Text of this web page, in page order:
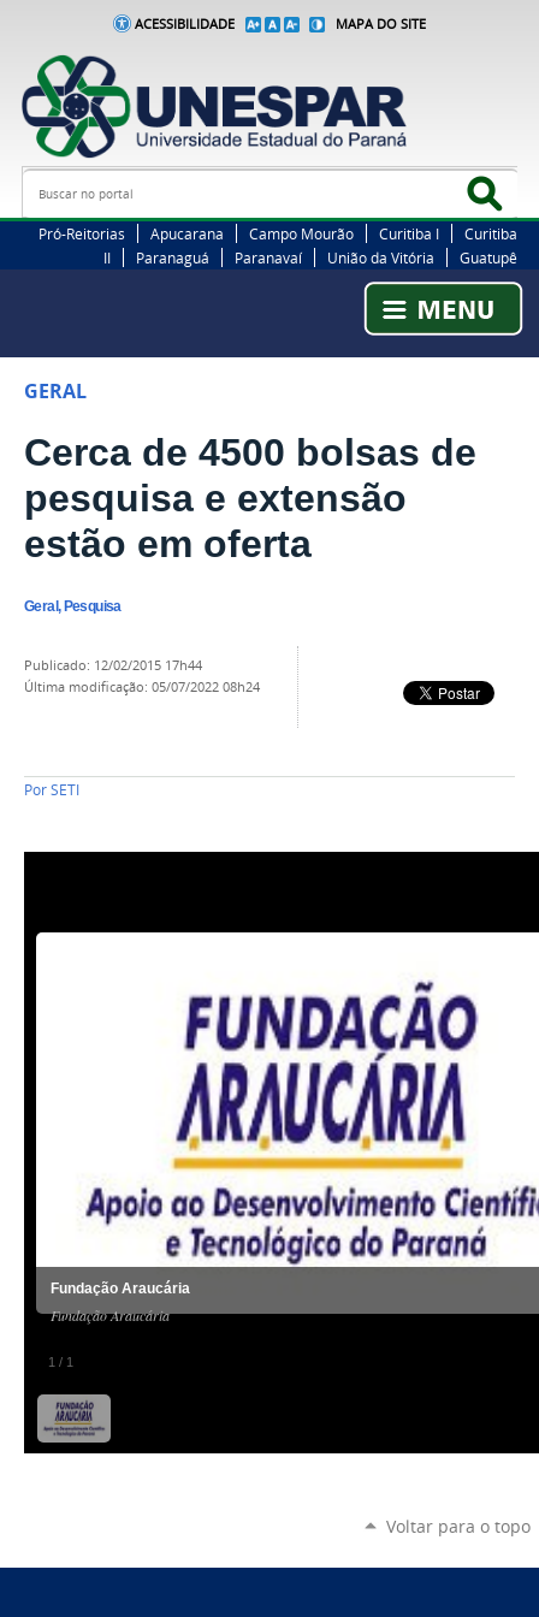
ACESSIBILIDADE MAPA DO SITE
Busca
Pró-Reitorias Apucarana Campo Mourão Curitiba I
Curitiba
II
Paranaguá Paranavaí União da Vitória Guatupê
GERAL
Cerca de 4500 bolsas de
pesquisa e extensão
estão em oferta
Geral, Pesquisa
publicado: 12/02/2015 17h44
última modificação: 05/07/2022 08h24
PorSETI
1 / 1
Fundação Araucária
Fundação Araucária
Voltar para o topo